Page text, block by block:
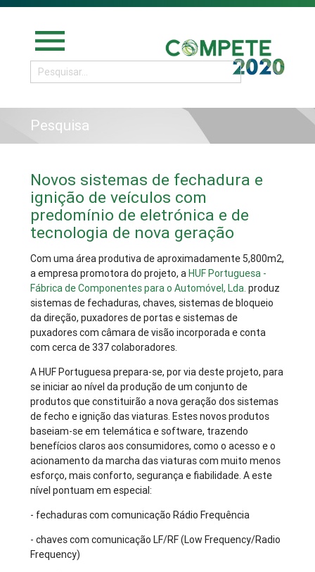
menu
Pesquisa
Novos sistemas de fechadura e
ignição de veículos com
predomínio de eletrónica e de
tecnologia de nova geração
Com uma área produtiva de aproximadamente 5,800m2,
a empresa promotora do projeto, a HUF Portuguesa -
Fábrica de Componentes para o Automóvel, Lda. produz
sistemas de fechaduras, chaves, sistemas de bloqueio
da direção, puxadores de portas e sistemas de
puxadores com câmara de visão incorporada e conta
com cerca de 337 colaboradores.
A HUF Portuguesa prepara-se, por via deste projeto, para
se iniciar ao nível da produção de um conjunto de
produtos que constituirão a nova geração dos sistemas
de fecho e ignição das viaturas. Estes novos produtos
baseiam-se em telemática e software, trazendo
benefícios claros aos consumidores, como o acesso e o
acionamento da marcha das viaturas com muito menos
esforço, mais conforto, segurança e fiabilidade. A este
nível pontuam em especial:
- fechaduras com comunicação Rádio Frequência
- chaves com comunicação LF/RF (Low Frequency/Radio
Frequency)